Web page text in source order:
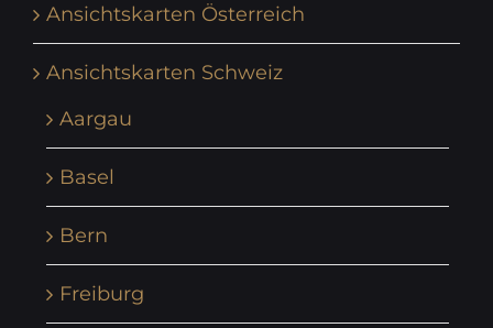
Ansichtskarten Österreich
Ansichtskarten Schweiz
Aargau
Basel
Bern
Freiburg